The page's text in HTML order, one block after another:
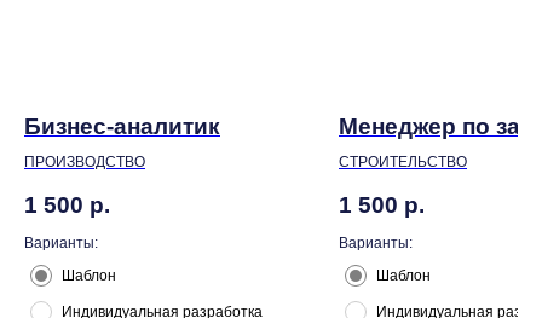
Бизнес-аналитик
ПРОИЗВОДСТВО
1 500 р.
Варианты:
Шаблон
Индивидуальная разработка
Менеджер по
СТРОИТЕЛЬСТВО
1 500 р.
Варианты:
Шаблон
Индивидуальная